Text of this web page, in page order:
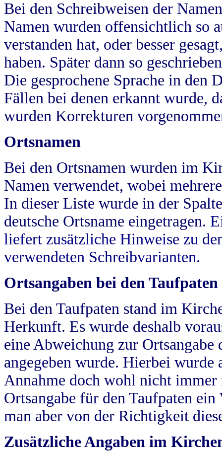
Bei den Schreibweisen der
Namen wurden offensichtlich so
verstanden hat, oder besser
haben. Später dann so
Die gesprochene Sprache in
Fällen bei denen erkannt wurde,
wurden Korrekturen
Ortsnamen
Bei den Ortsnamen wurden im
Namen verwendet, wobei
In dieser Liste wurde in der
deutsche Ortsname eingetragen.
liefert zusätzliche Hinweise zu
verwendeten Schreibvarianten.
Ortsangaben bei den Taufpaten
Bei den Taufpaten stand im
Herkunft. Es wurde deshalb
eine Abweichung zur
angegeben wurde. Hierbei wurde
Annahme doch wohl nicht
Ortsangabe für den Taufpaten
man aber von der Richtigkeit
Zusätzliche Angaben im